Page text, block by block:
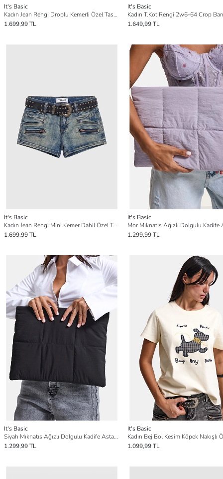
It's Basic
Kadın Jean Rengi Droplu Kemerli Özel Tasarım Denim Şort
1.699,99 TL
It's Basic
1.649,99 TL
It's Basic
Kadın Jean Rengi Mini Kemer Dahil Özel Tasarım Denim Şort
1.699,99 TL
It's Basic
1.299,99 TL
It's Basic
Siyah Mıknatıs Ağızlı Dolgulu Kadife Astarlı Bilgisayar El Çantası
1.299,99 TL
It's Basic
1.099,99 TL